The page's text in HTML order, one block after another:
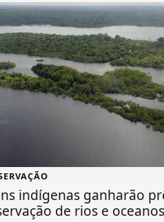
indígenas ganharão
de rios e oceanos